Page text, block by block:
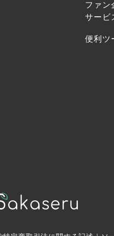
ファン
サービ
便利ツ